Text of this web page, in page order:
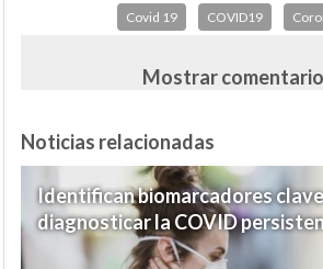
Covid 19 COVID19
Mostrar
Noticias relacionadas
Identifican biomarcadores
diagnosticar la COVID